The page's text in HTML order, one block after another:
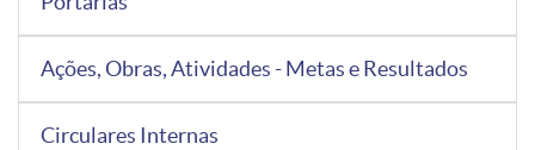
Ações, Obras, Atividades - Metas e Resultados
Circulares Internas